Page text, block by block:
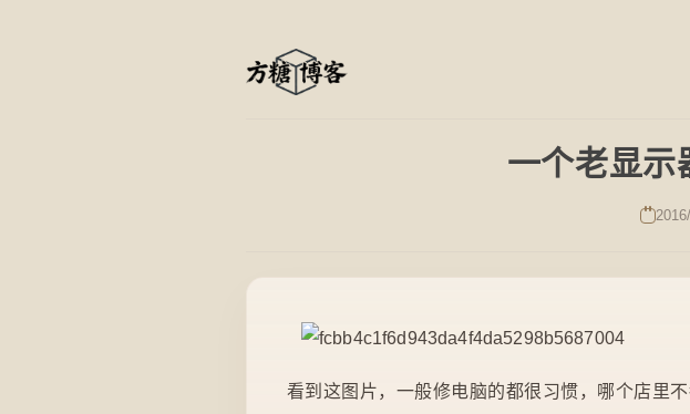
一个老显示
看到这图片，一般修电脑的都很习惯，哪个店里